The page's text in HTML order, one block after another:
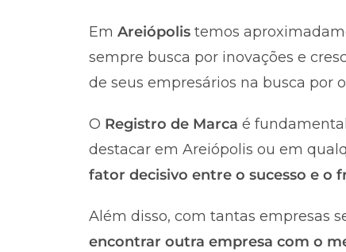
Em Areiópolis temos
sempre busca por inovações e
de seus empresários na busca por
O Registro de Marca é
destacar em Areiópolis ou em
fator decisivo entre o sucesso e o
Além disso, com tantas empresas
encontrar outra empresa com o